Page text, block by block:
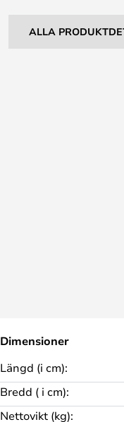
ALLA
Dimensioner
Längd (i cm):
Bredd ( i cm):
Nettovikt (kg):